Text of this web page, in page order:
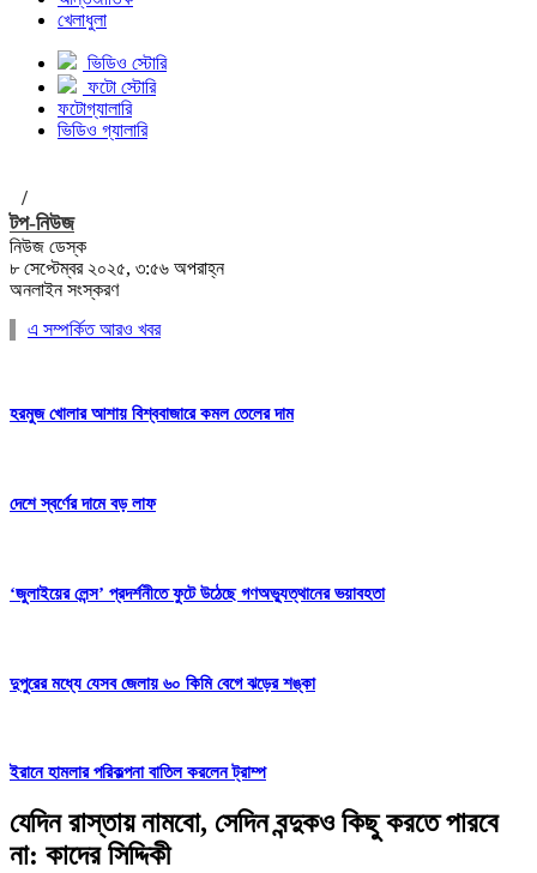
খেলাধুলা
ভিডিও স্টোরি
ফটো স্টোরি
ফটোগ্যালারি
ভিডিও গ্যালারি
/
টপ-নিউজ
নিউজ ডেস্ক
৮ সেপ্টেম্বর ২০২৫, ৩:৫৬ অপরাহ্ন
অনলাইন সংস্করণ
এ সম্পর্কিত আরও খবর
হরমুজ খোলার আশায় বিশ্ববাজারে কমল তেলের দাম
দেশে স্বর্ণের দামে বড় লাফ
‘জুলাইয়ের লেন্স’ প্রদর্শনীতে ফুটে উঠেছে গণঅভ্যুত্থানের ভয়াবহতা
দুপুরের মধ্যে যেসব জেলায় ৬০ কিমি বেগে ঝড়ের শঙ্কা
ইরানে হামলার পরিকল্পনা বাতিল করলেন ট্রাম্প
যেদিন রাস্তায় নামবো, সেদিন বন্দুকও কিছু করতে পারবে
না: কাদের সিদ্দিকী